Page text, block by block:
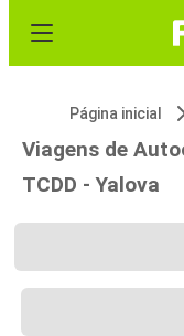
Página inicial
Viagens de
TCDD - Yalova